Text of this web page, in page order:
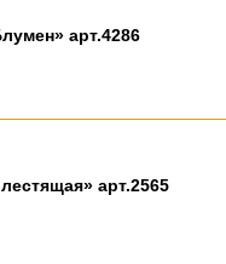
арт.4286
арт.2565